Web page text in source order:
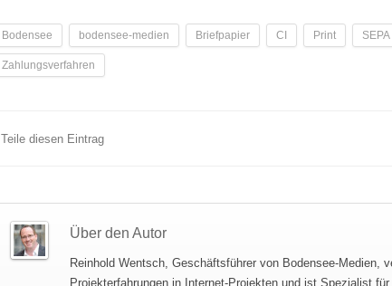
Bodensee bodensee-medien Briefpapier CI Print SEPA
Zahlungsverfahren
Teile diesen Eintrag
Über den Autor
Reinhold Wentsch, Geschäftsführer von Bodensee-Medien,
Projekterfahrungen in Internet-Projekten und ist Spezialist